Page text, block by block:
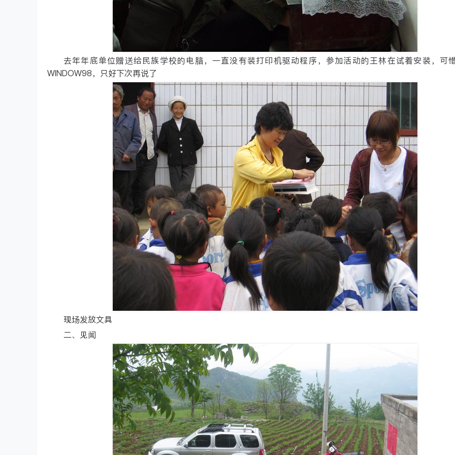
去年年底单位赠送给民族学校的电脑，一直没有装打印机驱动程序，参加活动的王林在试着安装，可
WINDOW98，只好下次再说了
现场发放文具
二、见闻